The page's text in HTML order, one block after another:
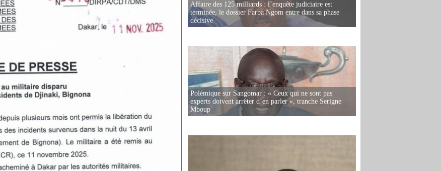
Affaire des 125 milliards : l’enquête judiciaire est
terminée, le dossier Farba Ngom entre dans sa phase
décisive
Polémique sur Sangomar : « Ceux qui ne sont pas
experts doivent arrêter d’en parler », tranche Serigne
Mboup